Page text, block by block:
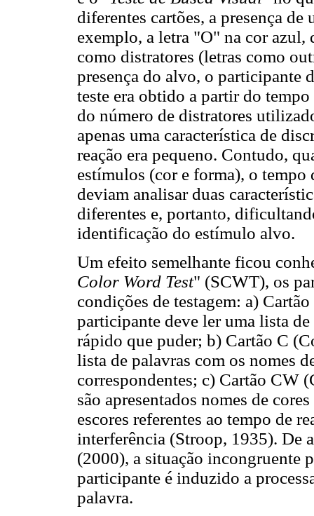
diferentes cartões, a presença
exemplo, a letra "O" na cor azul,
como distratores (letras como
presença do alvo, o participante
teste era obtido a partir do
do número de distratores
apenas uma característica de
reação era pequeno. Contudo,
estímulos (cor e forma), o tempo
deviam analisar duas
diferentes e, portanto,
identificação do estímulo alvo.
Um efeito semelhante ficou
Color Word Test" (SCWT), os
condições de testagem: a)
participante deve ler uma lista
rápido que puder; b) Cartão C
lista de palavras com os nomes
correspondentes; c) Cartão CW
são apresentados nomes de
escores referentes ao tempo de
interferência (Stroop, 1935). De
(2000), a situação
participante é induzido a
palavra.